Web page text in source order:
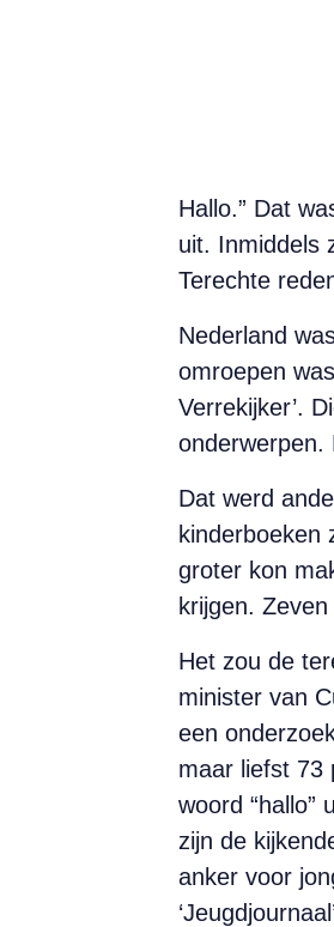
Hallo.” Dat
uit. Inmiddels
Terechte
Nederland
omroepen
Verrekijker’.
onderwerpen.
Dat werd
kinderboeken
groter kon
krijgen.
Het zou de
minister van
een
maar liefst 73
woord
zijn de
anker voor